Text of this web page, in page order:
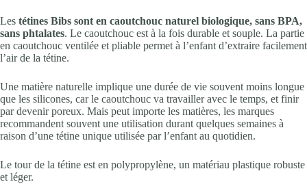
Les tétines Bibs sont en caoutchouc naturel biologique, sans BPA,
sans phtalates. Le caoutchouc est à la fois durable et souple. La partie
en caoutchouc ventilée et pliable permet à l’enfant d’extraire facilement
l’air de la tétine.
Une matière naturelle implique une durée de vie souvent moins longue
que les silicones, car le caoutchouc va travailler avec le temps, et finir
par devenir poreux. Mais peut importe les matières, les marques
recommandent souvent une utilisation durant quelques semaines à
raison d’une tétine unique utilisée par l’enfant au quotidien.
Le tour de la tétine est en polypropylène, un matériau plastique robuste
et léger.